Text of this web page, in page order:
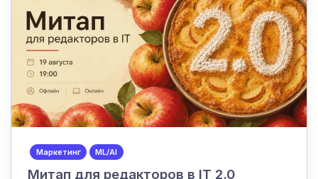
Маркетинг ML/AI
Митап для редакторов в IT 2.0